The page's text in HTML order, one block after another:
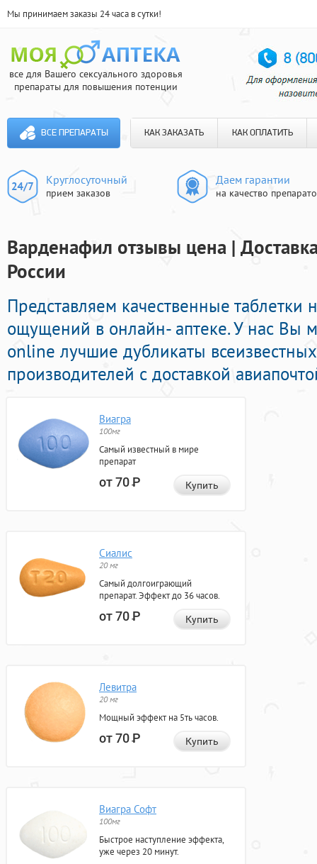
Мы принимаем заказы 24 часа в сутки!
все для Вашего сексуального здоровья
препараты для повышения потенции
ВСЕ ПРЕПАРАТЫ КАК ЗАКАЗАТЬ КАК ОПЛАТИТЬ
Круглосуточный
прием заказов
Даем гарантии
на качество
Варденафил отзывы цена |
России
Представляем качественные
ощущений в онлайн- аптеке. У нас Вы
online лучшие дубликаты
производителей с доставкой
Виагра
100мг
Самый известный в мире
препарат
от 70Р Купить
Сиалис
20 мг
Самый долгоиграющий
препарат. Эффект до 36 часов.
от 70Р Купить
Левитра
20 мг
Мощный эффект на 5ть часов.
от 70Р Купить
Виагра Софт
100мг
Быстрое наступление эффекта,
уже через 20 минут.